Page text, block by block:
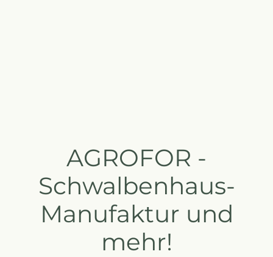
AGROFOR -
Schwalbenhaus-
Manufaktur und
mehr!